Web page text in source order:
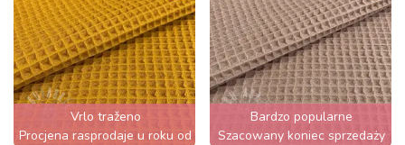
Vrlo traženo
Procjena rasprodaje u roku od
Bardzo popularne
Szacowany koniec sprzedaży